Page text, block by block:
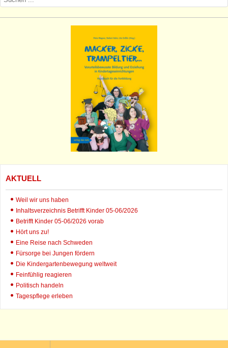
AKTUELL
Weil wir uns haben
Inhaltsverzeichnis Betrifft Kinder 05-06/2026
Betrifft Kinder 05-06/2026 vorab
Hört uns zu!
Eine Reise nach Schweden
Fürsorge bei Jungen fördern
Die Kindergartenbewegung weltweit
Feinfühlig reagieren
Politisch handeln
Tagespflege erleben